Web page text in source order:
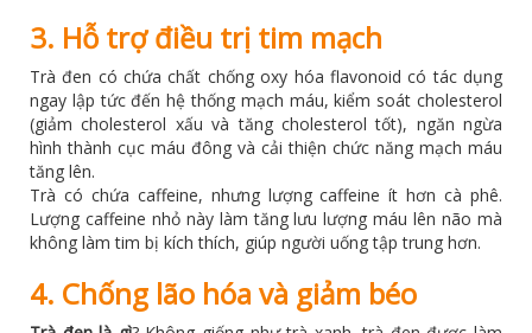
3. Hỗ trợ điều trị tim mạch
Trà đen có chứa chất chống oxy hóa flavonoid có tác dụng
ngay lập tức đến hệ thống mạch máu, kiểm soát cholesterol
(giảm cholesterol xấu và tăng cholesterol tốt), ngăn ngừa
hình thành cục máu đông và cải thiện chức năng mạch máu
tăng lên.
Trà có chứa caffeine, nhưng lượng caffeine ít hơn cà phê.
Lượng caffeine nhỏ này làm tăng lưu lượng máu lên não mà
không làm tim bị kích thích, giúp người uống tập trung hơn.
4. Chống lão hóa và giảm béo